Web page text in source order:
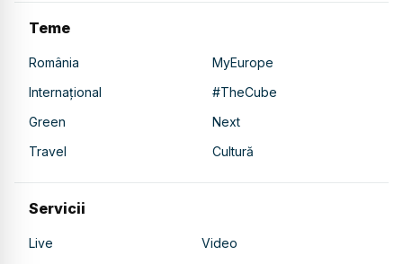
Teme
România
MyEurope
Internațional
#TheCube
Green
Next
Travel
Cultură
Servicii
Live Video